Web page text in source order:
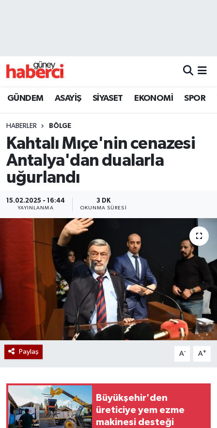
GÜNDEM ASAYİŞ SİYASET EKONOMİ SPOR
HABERLER BÖLGE
Kahtalı Mıçe'nin cenazesi
Antalya'dan dualarla
uğurlandı
15.02.2025 - 16:44
YAYINLANMA
3 DK
OKUNMA SÜRESI
Paylaş A- A+
Büyükşehir'den
üreticiye yem ezme
makinesi desteği
Beyoğlu Trafik Yoğunluk Haritası
Son Dakika Haberleri
Haber Arşivi